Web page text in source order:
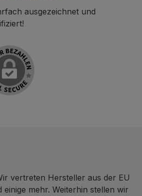
ausgezeichnet und
vertreten Hersteller aus der EU
mehr. Weiterhin stellen wir